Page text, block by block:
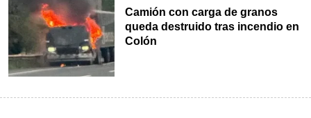
Camión con carga de granos
queda destruido tras incendio en
Colón